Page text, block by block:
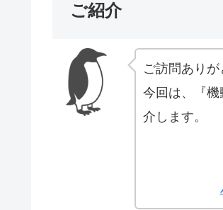
ご紹介
ご訪問ありが
今回は、『
介します。